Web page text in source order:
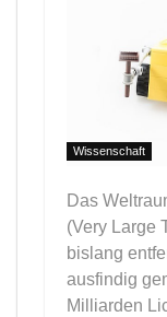
Wissenschaft
Das
(Very Large
bislang
ausfindig
Milliarden